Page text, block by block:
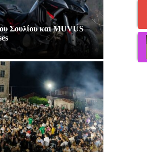
Σουλίου και MUVUS